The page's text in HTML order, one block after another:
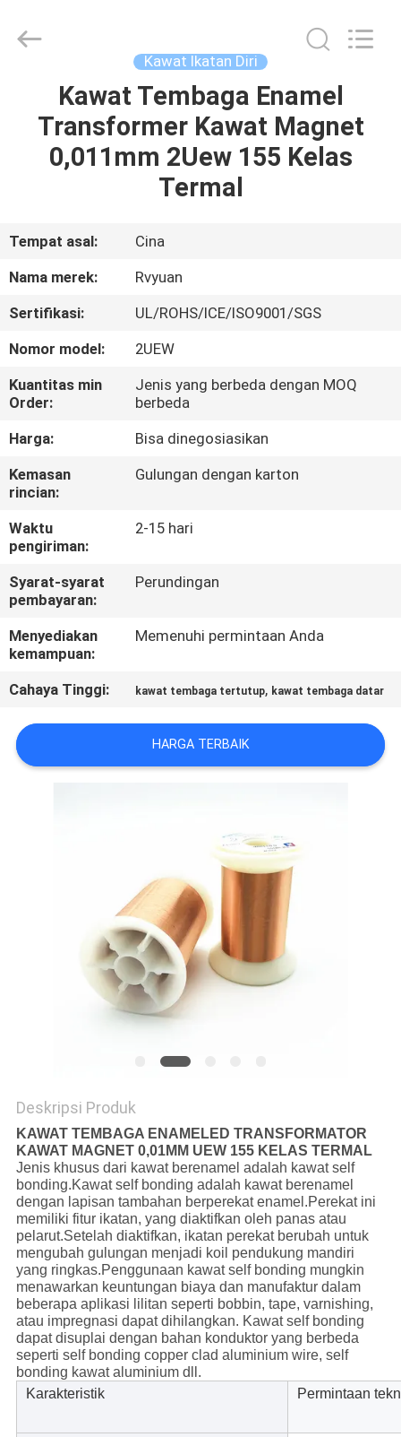
RUMAH
PRODUK
TENTANG
WISATA
PABRIK
KONTROL
KUALITAS
HUBUNGI
KAMI
BERITA
REQUEST
SUATU
Material
Co,.Ltd.
Kawat Ikatan Diri
Kawat Tembaga Enamel
Transformer Kawat Magnet
0,011mm 2Uew 155 Kelas
Termal
Tempat asal:
Cina
Nama merek:
Rvyuan
Sertifikasi:
UL/ROHS/ICE/ISO9001/SGS
Nomor model:
2UEW
Kuantitas min
Order:
Jenis yang berbeda dengan MOQ
berbeda
Harga:
Bisa dinegosiasikan
Kemasan
rincian:
Gulungan dengan karton
Waktu
pengiriman:
2-15 hari
Syarat-syarat
pembayaran:
Perundingan
Menyediakan
kemampuan:
Memenuhi permintaan Anda
Cahaya Tinggi: kawat tembaga tertutup, kawat tembaga datar
HARGA TERBAIK
Deskripsi Produk
KAWAT TEMBAGA ENAMELED TRANSFORMATOR
KAWAT MAGNET 0,01MM UEW 155 KELAS TERMAL
Jenis khusus dari kawat berenamel adalah kawat self
bonding.Kawat self bonding adalah kawat berenamel
dengan lapisan tambahan berperekat enamel.Perekat ini
memiliki fitur ikatan, yang diaktifkan oleh panas atau
pelarut.Setelah diaktifkan, ikatan perekat berubah untuk
mengubah gulungan menjadi koil pendukung mandiri
yang ringkas.Penggunaan kawat self bonding mungkin
menawarkan keuntungan biaya dan manufaktur dalam
beberapa aplikasi lilitan seperti bobbin, tape, varnishing,
atau impregnasi dapat dihilangkan. Kawat self bonding
dapat disuplai dengan bahan konduktor yang berbeda
seperti self bonding copper clad aluminium wire, self
bonding kawat aluminium dll.
Karakteristik
Permintaan